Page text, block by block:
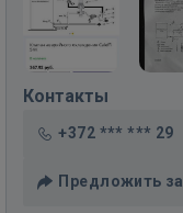
Контакты
+372 *** *** 29
Предложить